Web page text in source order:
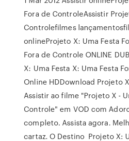
Fora de ControleAssistir
Controlefilmes
onlineProjeto X: Uma Festa
Fora de Controle ONLINE
X: Uma Festa X: Uma Festa
Online HDDownload Projeto
Assistir ao filme "Projeto X -
Controle" em VOD com
completo. Assista agora.
cartaz. O Destino Projeto X: